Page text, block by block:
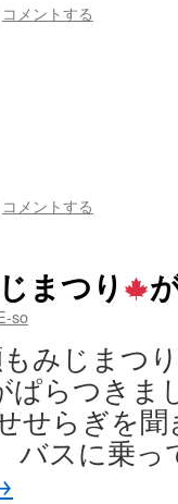
コメントする
コメントする
まつり
so
みじまつ
らつきま
せらぎを
バスに乗っ